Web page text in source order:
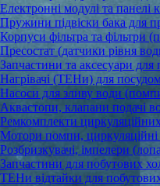
Електронні модулі та
Пружини підвіски бака для
Корпуси фільтра та фільтри
Пресостат (датчики рівня
Запчастини та аксесуари
Нагрівачі (ТЕНи) для
Насоси для зливу води
Аквастопи, клапани подачі
Ремкомплекти
Мотори помпи,
Розбризкувачі, імпелери
Запчастини для побутових
ТЕНи відтайки для